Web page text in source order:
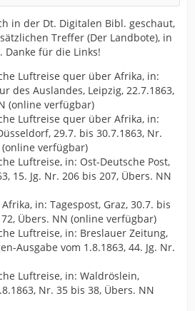
in der Dt. Digitalen Bibl. geschaut,
Treffer (Der Landbote), in
Danke für die Links!
Luftreise quer über Afrika, in:
des Auslandes, Leipzig, 22.7.1863,
(online verfügbar)
Luftreise quer über Afrika, in:
29.7. bis 30.7.1863, Nr.
verfügbar)
Luftreise, in: Ost-Deutsche Post,
15. Jg. Nr. 206 bis 207, Übers. NN
in: Tagespost, Graz, 30.7. bis
Übers. NN (online verfügbar)
Luftreise, in: Breslauer Zeitung,
Ausgabe vom 1.8.1863, 44. Jg. Nr.
Luftreise, in: Waldröslein,
Nr. 35 bis 38, Übers. NN